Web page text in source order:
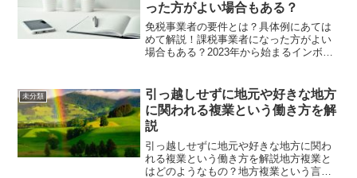
った方がよい場合もある？
免税事業者の要件とは？具体例にあては
めて解説！課税事業者になった方がよい
場合もある？2023年から始まるインボイ
知識に自信がなく、自分はどうすべきか
迷っている複業者の方...
未分類
引っ越しせずに地元や好きな地方
に関われる複業という働き方を解
説
引っ越しせずに地元や好きな地方に関わ
れる複業という働き方を解説地方複業と
はどのようなもの？地方複業という言葉